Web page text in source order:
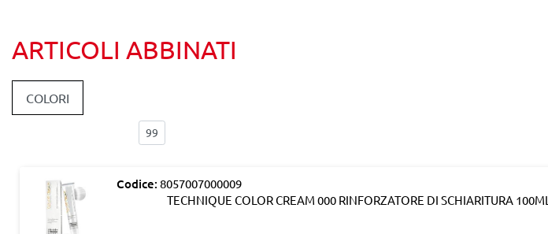
ARTICOLI ABBINATI
COLORI
Codice: 8057007000009
TECHNIQUE COLOR CREAM 000 RINFORZATORE DI SCHIARITURA 100ML